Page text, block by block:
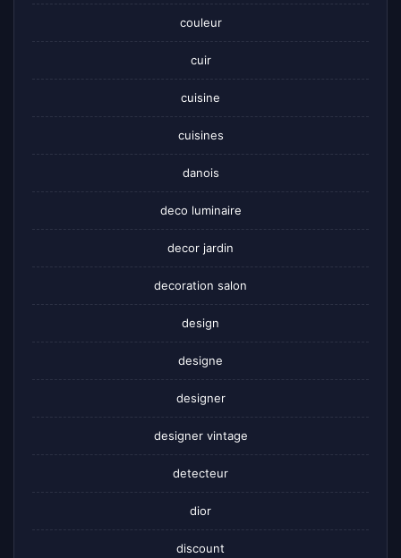
couleur
cuir
cuisine
cuisines
danois
deco luminaire
decor jardin
decoration salon
design
designe
designer
designer vintage
detecteur
dior
discount